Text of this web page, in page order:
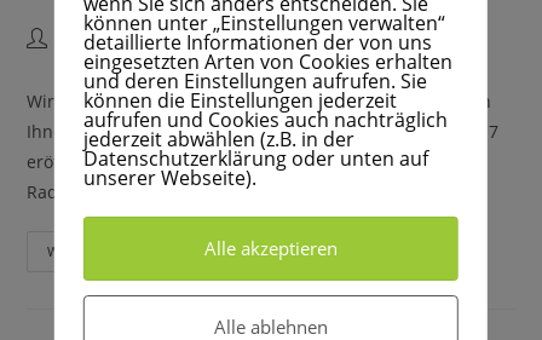
Admin 27. Januar 2015 Uncategorized
Wir freuen uns jetzt schon auf tolle Radreiseberichte von
Ihnen! :-) Pünktlich zur Saisoneröffnung am 01. März 2017
eröffnen wir "Kleefisch´s Radreiseportal" - Ein
Radreiseportal von Kunden an Kunden Tipps…
Weiterlesen
können unter „Einstellungen verwalten“
detaillierte Informationen der von uns
eingesetzten Arten von Cookies erhalten
und deren Einstellungen aufrufen. Sie
können die Einstellungen jederzeit
aufrufen und Cookies auch nachträglich
jederzeit abwählen (z.B. in der
Datenschutzerklärung oder unten auf
unserer Webseite).
Alle akzeptieren
Alle ablehnen